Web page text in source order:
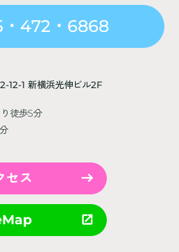
472・6868
12-1 新横浜光伸ビル2F
徒歩5分
セス